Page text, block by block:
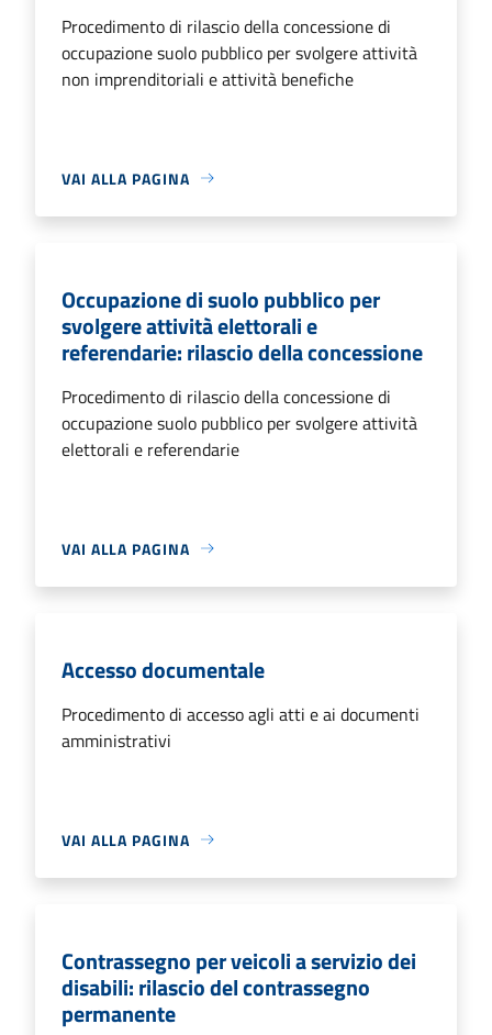
Procedimento di rilascio della concessione di
occupazione suolo pubblico per svolgere attività
non imprenditoriali e attività benefiche
VAI ALLA PAGINA
Occupazione di suolo pubblico per
svolgere attività elettorali e
referendarie: rilascio della concessione
Procedimento di rilascio della concessione di
occupazione suolo pubblico per svolgere attività
elettorali e referendarie
VAI ALLA PAGINA
Accesso documentale
Procedimento di accesso agli atti e ai documenti
amministrativi
VAI ALLA PAGINA
Contrassegno per veicoli a servizio dei
disabili: rilascio del contrassegno
permanente